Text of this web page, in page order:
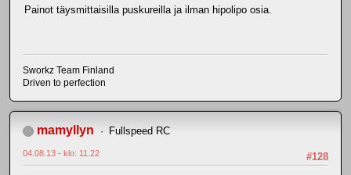
Painot täysmittaisilla puskureilla ja ilman hipolipo osia.
Sworkz Team Finland
Driven to perfection
mamyllyn Fullspeed RC
#128
04.08.13 - klo: 11.22